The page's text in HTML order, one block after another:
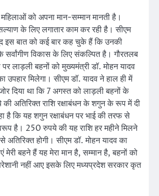
को अपना मान-सम्मान मानती है।
के लिए लगातार काम कर रही है। सीएम
इस बात को कई बार कह चुके हैं कि उनकी
विकास के लिए संकल्पित है। गौरतलब
पर लाड़ली बहनों को मुख्यमंत्री डॉ. मोहन यादव
मिलेगा। सीएम डॉ. यादव ने हाल ही में
दिया था कि 7 अगस्त को लाड़ली बहनों के
अतिरिक्त राशि रक्षाबंधन के शगुन के रूप में दी
है कि यह शगुन रक्षाबंधन पर भाई की तरफ से
है। 250 रुपये की यह राशि हर महीने मिलने
होगी। सीएम डॉ. मोहन यादव का
मेरी बहने हैं यह मेरा मान है, सम्मान है, बहनों को
नहीं आए इसके लिए मध्यप्रदेश सरकार कृत